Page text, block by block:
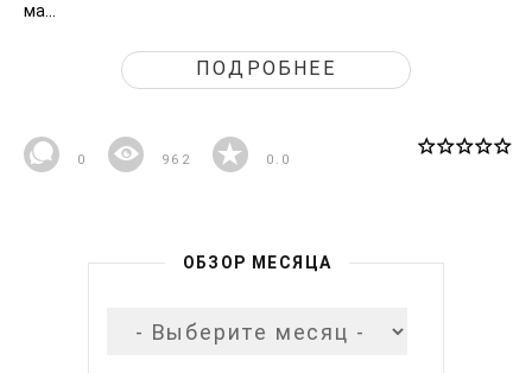
ма...
ПОДРОБНЕЕ
0 962 0.0
ОБЗОР МЕСЯЦА